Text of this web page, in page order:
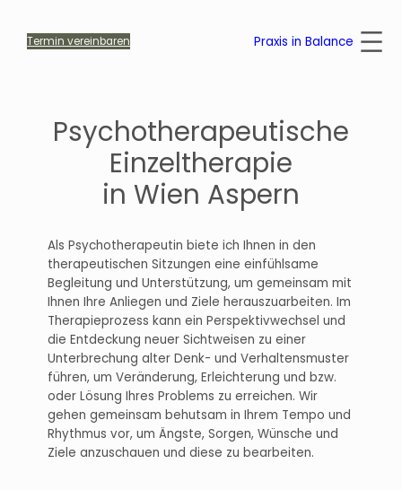
Inhalt
springen
Termin vereinbaren Praxis in Balance
Psychotherapeutische
Einzeltherapie
in Wien Aspern
Als Psychotherapeutin biete ich Ihnen in den
therapeutischen Sitzungen eine einfühlsame
Begleitung und Unterstützung, um gemeinsam mit
Ihnen Ihre Anliegen und Ziele herauszuarbeiten. Im
Therapieprozess kann ein Perspektivwechsel und
die Entdeckung neuer Sichtweisen zu einer
Unterbrechung alter Denk- und Verhaltensmuster
führen, um Veränderung, Erleichterung und bzw.
oder Lösung Ihres Problems zu erreichen. Wir
gehen gemeinsam behutsam in Ihrem Tempo und
Rhythmus vor, um Ängste, Sorgen, Wünsche und
Ziele anzuschauen und diese zu bearbeiten.